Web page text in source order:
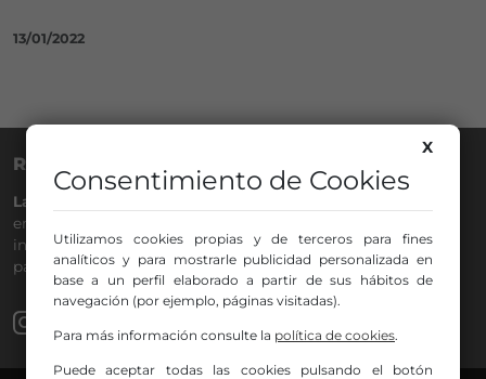
13/01/2022
RADIO NERVIÓN
La Gran Familia
emisora de Bilbao para todos los públicos, con Más Música,
información a menos cinco, deportes, tráfico y la
participación de los oyentes.
X
Consentimiento de Cookies
Utilizamos cookies propias y de terceros para fines
analíticos y para mostrarle publicidad personalizada en
base a un perfil elaborado a partir de sus hábitos de
navegación (por ejemplo, páginas visitadas).
Para más información consulte la política de cookies.
Puede aceptar todas las cookies pulsando el botón